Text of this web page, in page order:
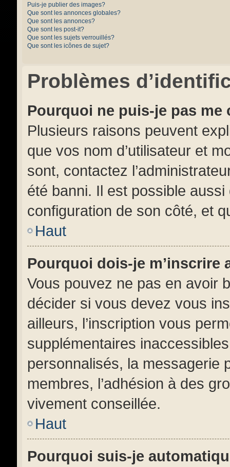
Puis-je publier des images?
Que sont les annonces globales?
Que sont les annonces?
Que sont les post-it?
Que sont les sujets verrouillés?
Que sont les icônes de sujet?
Problèmes
Pourquoi ne puis-je pas me
Plusieurs raisons peuvent
que vos nom d’utilisateur et
sont, contactez
été banni. Il est possible
configuration de son côté, et
Haut
Pourquoi dois-je m’inscrire
Vous pouvez ne pas en avoir
décider si vous devez vous
ailleurs, l’inscription vous
supplémentaires
personnalisés, la messagerie
membres, l’adhésion à des
vivement conseillée.
Haut
Pourquoi suis-je